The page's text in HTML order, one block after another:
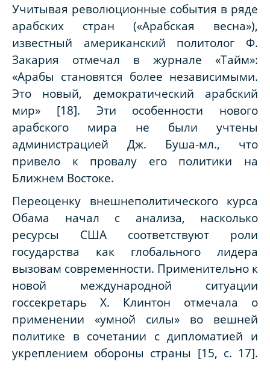
Учитывая революционные события в ряде
арабских стран («Арабская весна»),
известный американский политолог Ф.
Закария отмечал в журнале «Тайм»:
«Арабы становятся более независимыми.
Это новый, демократический арабский
мир» [18]. Эти особенности нового
арабского мира не были учтены
администрацией Дж. Буша-мл., что
привело к провалу его политики на
Ближнем Востоке.
Переоценку внешнеполитического курса
Обама начал с анализа, насколько
ресурсы США соответствуют роли
государства как глобального лидера
вызовам современности. Применительно к
новой международной ситуации
госсекретарь Х. Клинтон отмечала о
применении «умной силы» во вешней
политике в сочетании с дипломатией и
укреплением обороны страны [15, с. 17].